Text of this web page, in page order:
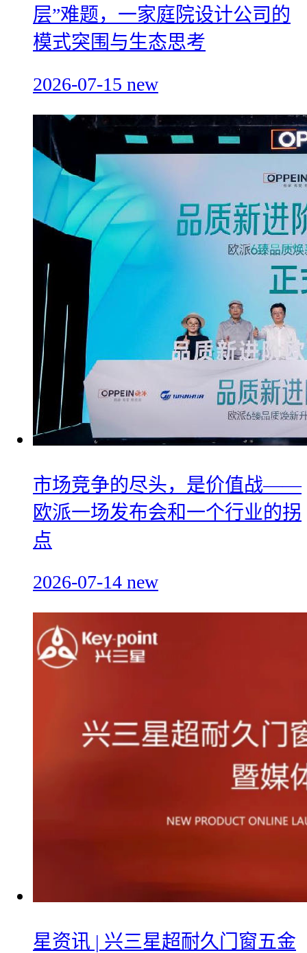
层”难题，一家庭院设计公司的
模式突围与生态思考
2026-07-15 new
市场竞争的尽头，是价值战——
欧派一场发布会和一个行业的拐
点
2026-07-14 new
星资讯 | 兴三星超耐久门窗五金